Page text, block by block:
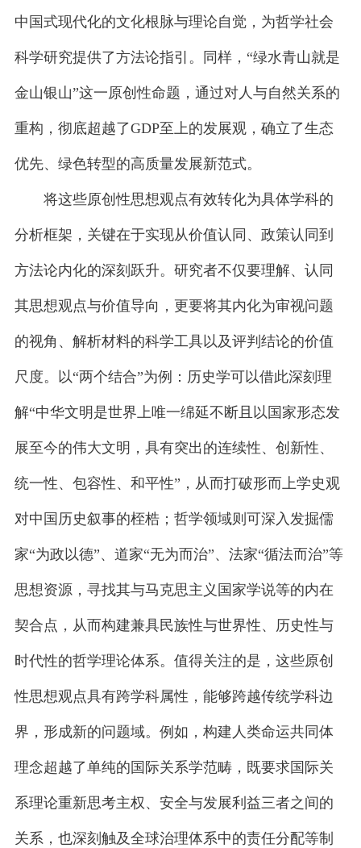
中国式现代化的文化根脉与理论自觉，为哲学社会
科学研究提供了方法论指引。同样，“绿水青山就是
金山银山”这一原创性命题，通过对人与自然关系的
重构，彻底超越了GDP至上的发展观，确立了生态
优先、绿色转型的高质量发展新范式。
将这些原创性思想观点有效转化为具体学科的
分析框架，关键在于实现从价值认同、政策认同到
方法论内化的深刻跃升。研究者不仅要理解、认同
其思想观点与价值导向，更要将其内化为审视问题
的视角、解析材料的科学工具以及评判结论的价值
尺度。以“两个结合”为例：历史学可以借此深刻理
解“中华文明是世界上唯一绵延不断且以国家形态发
展至今的伟大文明，具有突出的连续性、创新性、
统一性、包容性、和平性”，从而打破形而上学史观
对中国历史叙事的桎梏；哲学领域则可深入发掘儒
家“为政以德”、道家“无为而治”、法家“循法而治”等
思想资源，寻找其与马克思主义国家学说等的内在
契合点，从而构建兼具民族性与世界性、历史性与
时代性的哲学理论体系。值得关注的是，这些原创
性思想观点具有跨学科属性，能够跨越传统学科边
界，形成新的问题域。例如，构建人类命运共同体
理念超越了单纯的国际关系学范畴，既要求国际关
系理论重新思考主权、安全与发展利益三者之间的
关系，也深刻触及全球治理体系中的责任分配等制